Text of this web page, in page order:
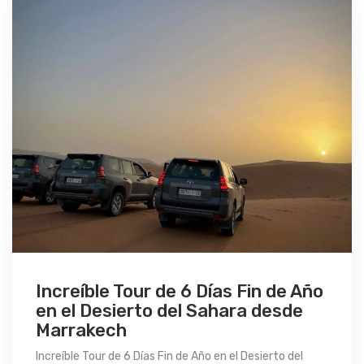
Increíble Tour de 6 Días Fin de Año
en el Desierto del Sahara desde
Marrakech
Increíble Tour de 6 Días Fin de Año en el Desierto del